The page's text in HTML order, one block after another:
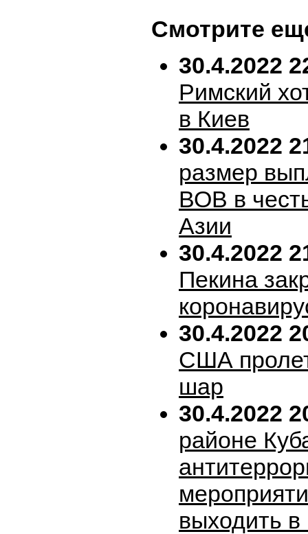
Смотрите
30.4.2022
Римский
в Киев
30.4.2022
размер
ВОВ в
Азии
30.4.2022
Пекина
30.4.2022
США
шар
30.4.2022
районе
выходить